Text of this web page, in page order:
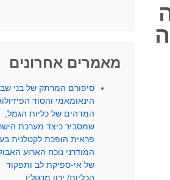
מאמרים אחרונים
סיפורם המרתק של בני
הינאומאמי והסוד
המדהים של כליות הגמל,
שמסביר כיצד מערכת
פראית הופכת לקטלנית
המודרני נוכח הארוע
של אי-ספיקת לב ותפקוד
הכליות/ ירון מרגולין